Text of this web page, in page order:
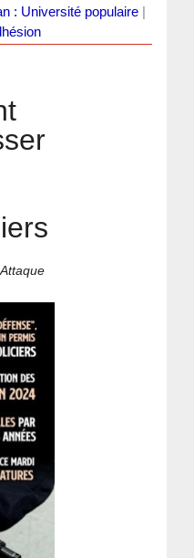
: Université populaire